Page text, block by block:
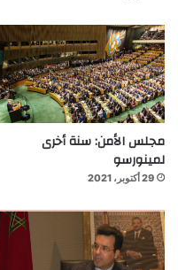
مجلس الأمن: سنة أخرى
لمينورسو
29 أكتوبر، 2021